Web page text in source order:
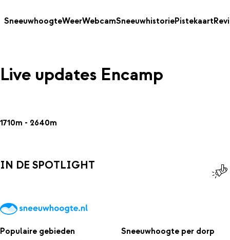
SneeuwhoogteWeerWebcamSneeuwhistoriePistekaart
Live updates Encamp
1710m - 2640m
IN DE SPOTLIGHT
Populaire gebieden Sneeuwhoogte per dorp